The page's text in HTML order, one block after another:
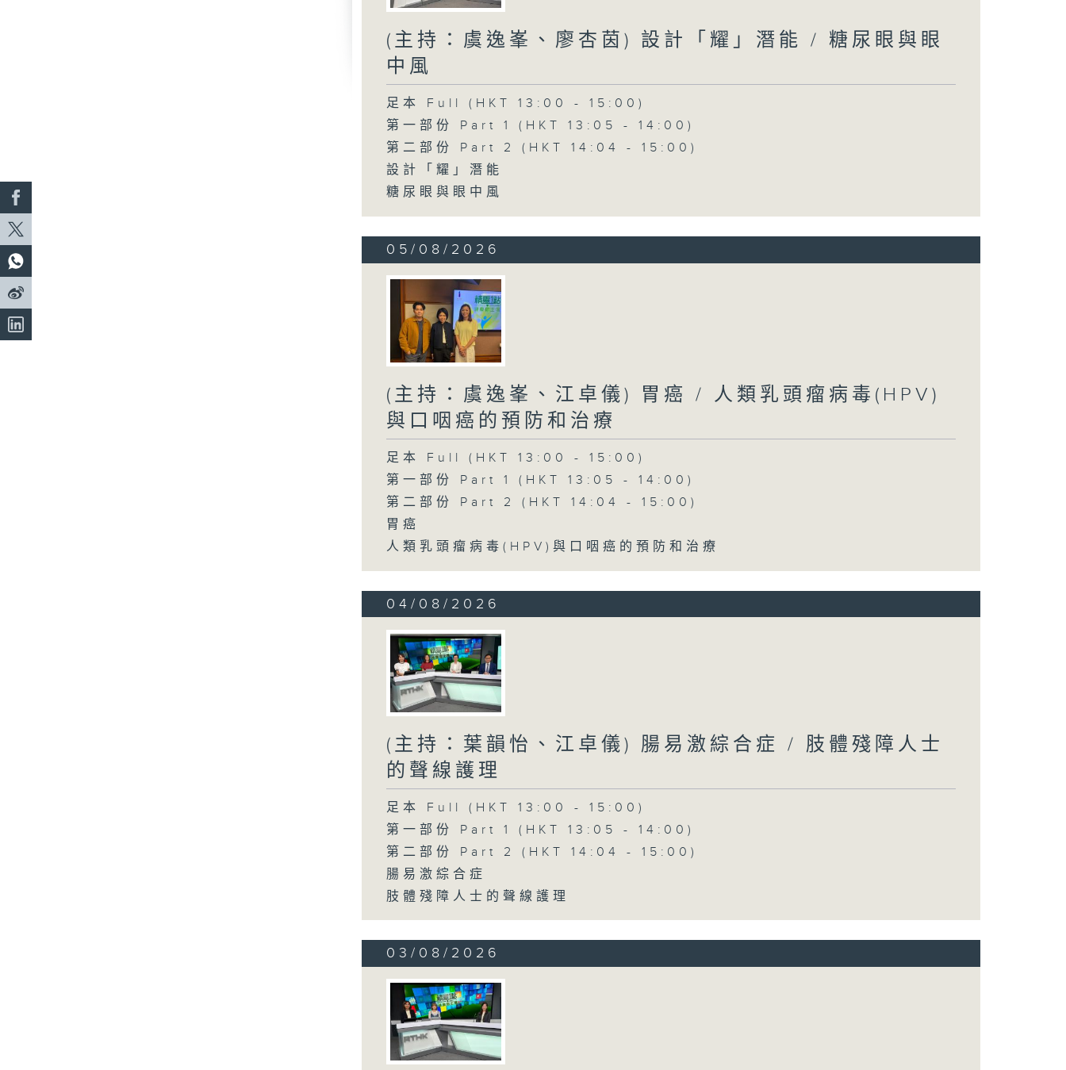
(主持：虞逸峯、廖杏茵) 設計「耀」潛能 / 糖尿眼與眼
中風
足本 Full (HKT 13:00 - 15:00)
第一部份 Part 1 (HKT 13:05 - 14:00)
第二部份 Part 2 (HKT 14:04 - 15:00)
設計「耀」潛能
糖尿眼與眼中風
05/08/2026
(主持：虞逸峯、江卓儀) 胃癌 / 人類乳頭瘤病毒(HPV)
與口咽癌的預防和治療
足本 Full (HKT 13:00 - 15:00)
第一部份 Part 1 (HKT 13:05 - 14:00)
第二部份 Part 2 (HKT 14:04 - 15:00)
胃癌
人類乳頭瘤病毒(HPV)與口咽癌的預防和治療
04/08/2026
(主持：葉韻怡、江卓儀) 腸易激綜合症 / 肢體殘障人士
的聲線護理
足本 Full (HKT 13:00 - 15:00)
第一部份 Part 1 (HKT 13:05 - 14:00)
第二部份 Part 2 (HKT 14:04 - 15:00)
腸易激綜合症
肢體殘障人士的聲線護理
03/08/2026